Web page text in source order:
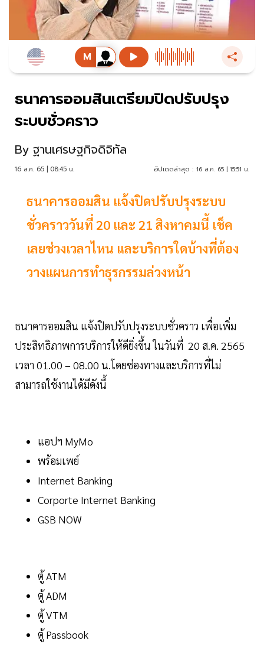
ธนาคารออมสินเตรียมปิดปรับปรุง
ระบบชั่วคราว
By ฐานเศรษฐกิจดิจิทัล
16 ส.ค. 65 | 08:45 น. อัปเดตล่าสุด : 16 ส.ค. 65 | 15:51 น.
ธนาคารออมสิน แจ้งปิดปรับปรุงระบบ
ชั่วคราววันที่ 20 และ 21 สิงหาคมนี้ เช็ค
เลยช่วงเวลาไหน และบริการใดบ้างที่ต้อง
วางแผนการทำธุรกรรมล่วงหน้า
ธนาคารออมสิน แจ้งปิดปรับปรุงระบบชั่วคราว เพื่อเพิ่ม
ประสิทธิภาพการบริการให้ดียิ่งขึ้น ในวันที่ 20 ส.ค. 2565
เวลา 01.00 – 08.00 น.โดยช่องทางและบริการที่ไม่
สามารถใช้งานได้มีดังนี้
แอปฯ MyMo
พร้อมเพย์
Internet Banking
Corporte Internet Banking
GSB NOW
ตู้ ATM
ตู้ ADM
ตู้ VTM
ตู้ Passbook